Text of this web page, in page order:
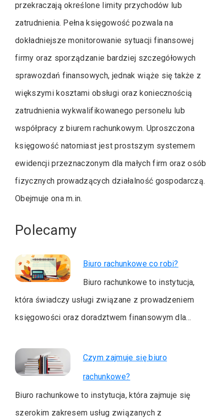
przekraczają określone limity przychodów lub
zatrudnienia. Pełna księgowość pozwala na
dokładniejsze monitorowanie sytuacji finansowej
firmy oraz sporządzanie bardziej szczegółowych
sprawozdań finansowych, jednak wiąże się także z
większymi kosztami obsługi oraz koniecznością
zatrudnienia wykwalifikowanego personelu lub
współpracy z biurem rachunkowym. Uproszczona
księgowość natomiast jest prostszym systemem
ewidencji przeznaczonym dla małych firm oraz osób
fizycznych prowadzących działalność gospodarczą.
Obejmuje ona m.in.
Polecamy
Biuro rachunkowe co robi?
Biuro rachunkowe to instytucja,
która świadczy usługi związane z prowadzeniem
księgowości oraz doradztwem finansowym dla…
Czym zajmuje się biuro
rachunkowe?
Biuro rachunkowe to instytucja, która zajmuje się
szerokim zakresem usług związanych z